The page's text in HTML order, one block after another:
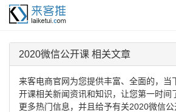
2020微信公开课 相关文章
来客电商官网为您提供丰富、全面的，当
开课相关新闻资讯和知识，让您第一时间
更多热门信息，并且给予有关2020微信